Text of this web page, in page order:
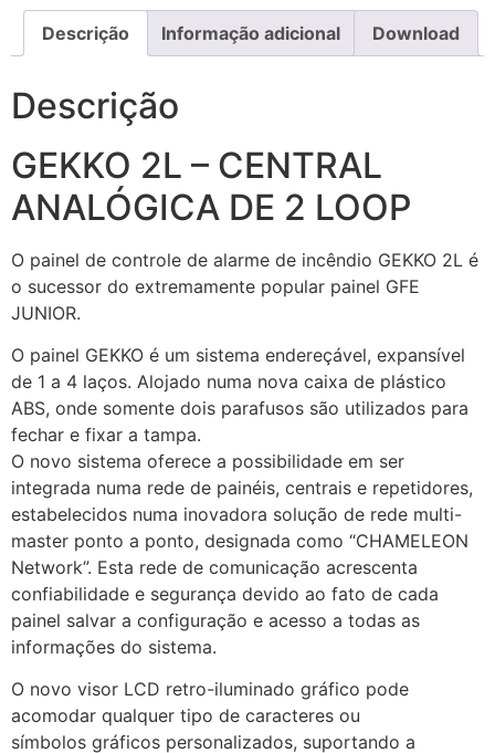
Descrição Informação adicional Download
Descrição
GEKKO 2L – CENTRAL
ANALÓGICA DE 2 LOOP
O painel de controle de alarme de incêndio GEKKO 2L é
o sucessor do extremamente popular painel GFE
JUNIOR.
O painel GEKKO é um sistema endereçável, expansível
de 1 a 4 laços. Alojado numa nova caixa de plástico
ABS, onde somente dois parafusos são utilizados para
fechar e fixar a tampa.
O novo sistema oferece a possibilidade em ser
integrada numa rede de painéis, centrais e repetidores,
estabelecidos numa inovadora solução de rede multi-
master ponto a ponto, designada como “CHAMELEON
Network”. Esta rede de comunicação acrescenta
confiabilidade e segurança devido ao fato de cada
painel salvar a configuração e acesso a todas as
informações do sistema.
O novo visor LCD retro-iluminado gráfico pode
acomodar qualquer tipo de caracteres ou
símbolos gráficos personalizados, suportando a